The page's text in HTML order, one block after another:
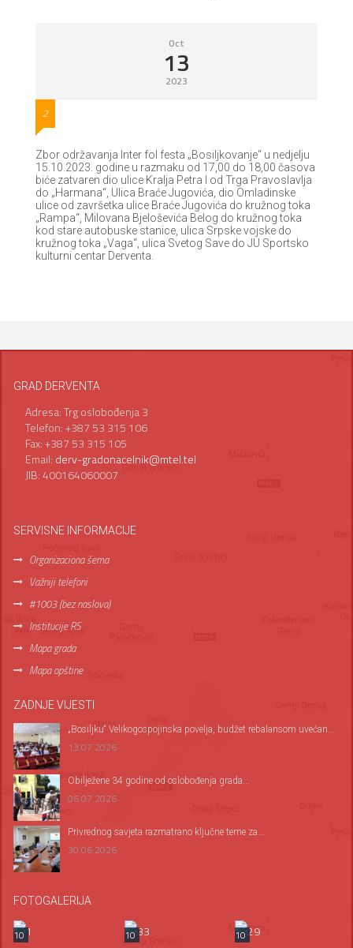
Oct
13
2023
2
Zbor održavanja Inter fol festa „Bosiljkovanje“ u nedjelju
15.10.2023. godine u razmaku od 17,00 do 18,00 časova
biće zatvaren dio ulice Kralja Petra I od Trga Pravoslavlja
do „Harmana“, Ulica Braće Jugovića, dio Omladinske
ulice od završetka ulice Braće Jugovića do kružnog toka
„Rampa“, Milovana Bjeloševića Belog do kružnog toka
kod stare autobuske stanice, ulica Srpske vojske do
kružnog toka „Vaga“, ulica Svetog Save do JU Sportsko
kulturni centar Derventa.
GRAD DERVENTA
Adresa: Trg oslobođenja 3
Telefon: +387 53 315 106
Fax: +387 53 315 105
Email: derv-gradonacelnik@mtel.tel
JIB: 400164060007
SERVISNE INFORMACIJE
Organizaciona šema
Važniji telefoni
#1003 (bez naslova)
Institucije RS
Mapa grada
Mapa opštine
ZADNJE VIJESTI
„Bosiljku“ Velikogospojinska povelja, budžet rebalansom uvećan...
13.07.2026
Оbilježene 34 godine od oslobođenja grada...
06.07.2026
Privrednog savjeta razmatrano ključne teme za...
30.06.2026
FOTOGALERIJA
10 10 10